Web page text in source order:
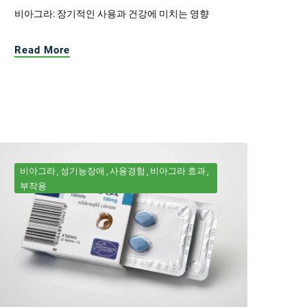
비아그라: 장기적인 사용과 건강에 미치는 영향
Read More
비아그라 성기능장애 사용경험
비아그라 효과
부작용